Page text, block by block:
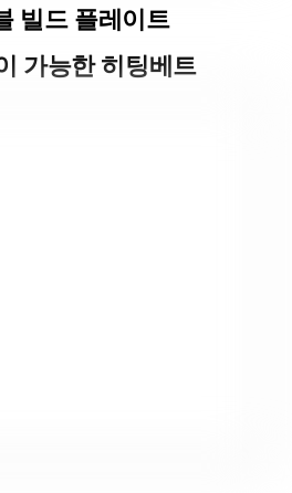
빌드 플레이트
가능한 히팅베트